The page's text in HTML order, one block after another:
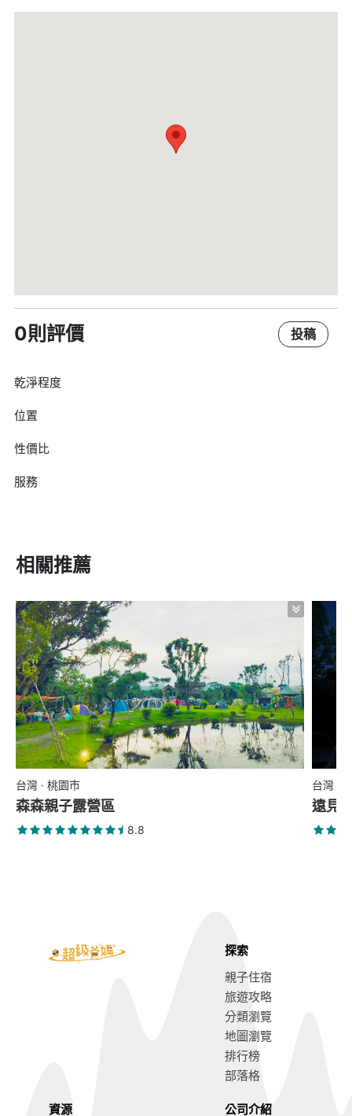
0則評價 投稿
乾淨程度
位置
性價比
服務
相關推薦
台灣 · 桃園市
森森親子露營區
8.8
台灣 ·
遠見
探索
親子住宿
旅遊攻略
分類瀏覽
地圖瀏覽
排行榜
部落格
資源 公司介紹